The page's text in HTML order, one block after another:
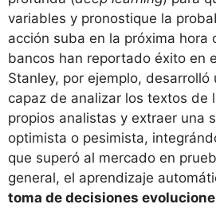
variables y pronostique la
acción suba en la próxima hora
bancos han reportado éxito en
Stanley, por ejemplo, desarrolló
capaz de analizar los textos de
propios analistas y extraer una
optimista o pesimista,
que superó al mercado en
general, el aprendizaje
toma de decisiones